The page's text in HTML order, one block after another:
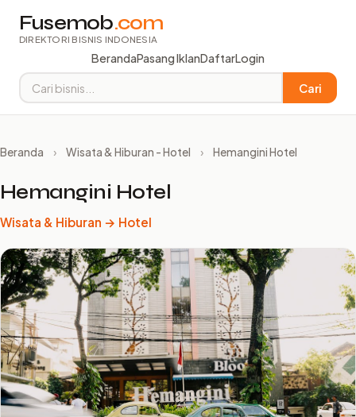
Fusemob.com
DIREKTORI BISNIS INDONESIA
BerandaPasang IklanDaftarLogin
Cari
Beranda › Wisata & Hiburan - Hotel › Hemangini Hotel
Hemangini Hotel
Wisata & Hiburan → Hotel